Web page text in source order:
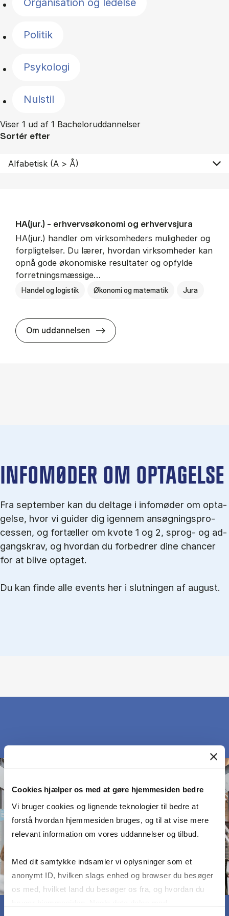
Cookies hjælper os med at gøre hjemmesiden bedre
Vi bruger cookies og lignende teknologier til bedre at
forstå hvordan hjemmesiden bruges, og til at vise mere
relevant information om vores uddannelser og tilbud.
Med dit samtykke indsamler vi oplysninger som et
anonymt ID, hvilken slags enhed og browser du besøger
os med, hvilket land du besøger os fra, og hvordan du
Organisation og ledelse
Politik
Psykologi
Nulstil
Viser 1 ud af 1 Bacheloruddannelser
Sortér efter
HA(jur.) - erhvervs­økonomi og erhvervs­jura
HA(jur.) handler om virksomheders muligheder og
forpligtelser. Du lærer, hvordan virksomheder kan
opnå gode økonomiske resultater og opfylde
forretningsmæssige…
Handel og logistik Økonomi og matematik Jura
Om uddannelsen HA(jur.) - erhvervs­økonomi og
IN­FO­MØ­DER OM OP­TA­GEL­SE
Fra september kan du del­tage i in­fo­mø­der om op­ta­
gel­se, hvor vi gu­i­der dig igen­nem an­søg­nings­pro­
ces­sen, og for­tæl­ler om kvo­te 1 og 2, sprog- og ad­
gangs­krav, og hvordan du forbedrer dine chancer
for at blive optaget.
Du kan finde alle events her i slutningen af august.